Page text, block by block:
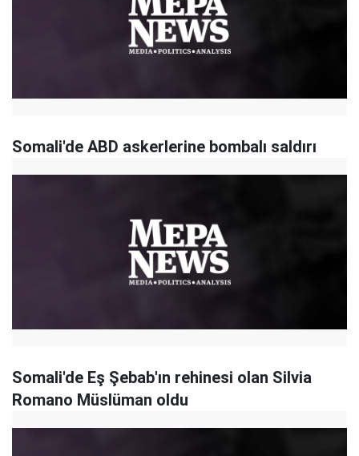
Somali'de ABD askerlerine bombalı saldırı
Somali'de Eş Şebab'ın rehinesi olan Silvia
Romano Müslüman oldu